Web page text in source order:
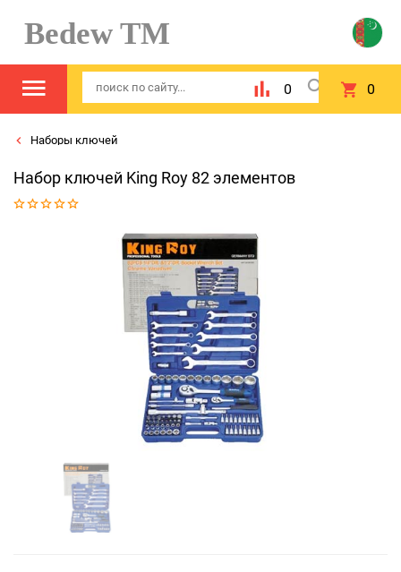
Bedew TM
0 0
Наборы ключей
Набор ключей King Roy 82 элементов